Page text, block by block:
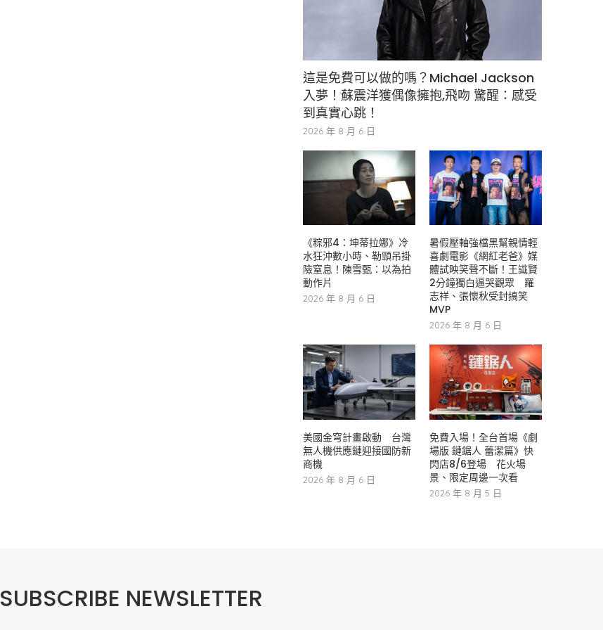
這是免費可以做的嗎？Michael Jackson
入夢！蘇震洋獲偶像擁抱,飛吻 驚醒：感受
到真實心跳！
2026 年 8 月 6 日
《粽邪4：坤蒂拉娜》冷
水狂沖數小時、勒頸吊掛
險窒息！陳雪甄：以為拍
動作片
2026 年 8 月 6 日
暑假壓軸強檔黑幫親情輕
喜劇電影《網紅老爸》媒
體試映笑聲不斷！王識賢
2分鐘獨白逼哭觀眾 羅
志祥、張懷秋受封搞笑
MVP
2026 年 8 月 6 日
美國金穹計畫啟動 台灣
無人機供應鏈迎接國防新
商機
2026 年 8 月 6 日
免費入場！全台首場《劇
場版 鏈鋸人 蕾潔篇》快
閃店8/6登場 花火場
景、限定周邊一次看
2026 年 8 月 5 日
SUBSCRIBE NEWSLETTER